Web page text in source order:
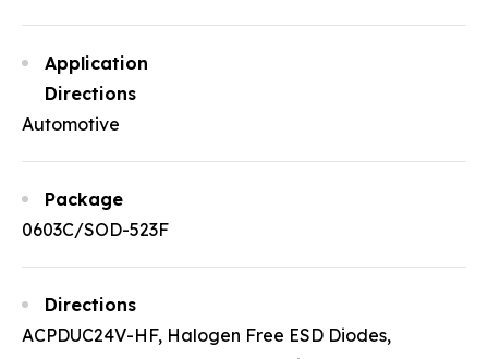
Application
Directions
Automotive
Package
0603C/SOD-523F
Directions
ACPDUC24V-HF, Halogen Free ESD Diodes,